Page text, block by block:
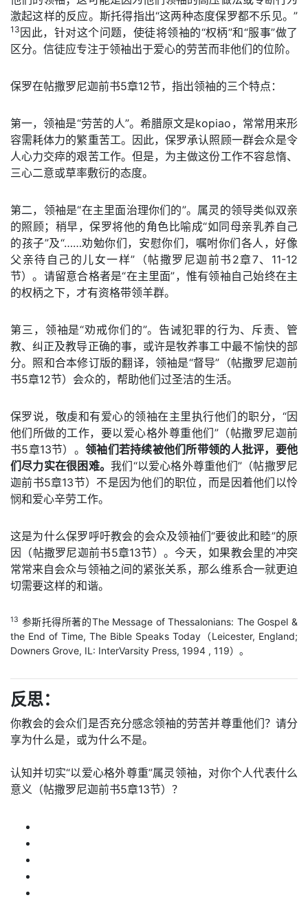
激起这样的反应。斯托得指出“这两种态度保罗都不乐见。”
13 因此，针对这个问题，使徒将领袖的“权柄”和“服事”做了
区分。信徒应专注于领袖出于爱心的劳苦而非他们的位阶。
保罗在帖撒罗尼迦前书5章12节，指出领袖的三个特点：
第一，领袖是“劳苦的人”。希腊原文是kopiao，常常用来形
容需耗体力的繁重苦工。因此，保罗承认照顾一群会众是令
人心力交瘁的艰苦工作。但是，为主做这份工作不容怠惰、
三心二意或草率敷衍的态度。
第二，领袖是“在主里面治理你们的”。属灵的领导类似双亲
的照顾；稍早，保罗将他的角色比喻成“如同母亲乳养自己
的孩子”及“……劝勉你们，安慰你们，嘱咐你们各人，好像
父亲待自己的儿女一样”（帖撒罗尼迦前书2章7、11-12
节）。请留意合格者是“在主里面”，惟有领袖自己始终在主
的权柄之下，才有资格带领羊群。
第三，领袖是“劝戒你们的”。告诫犯罪的行为、斥责、管
教、纠正及教导正确的事，或许是牧养事工中最不愉快的部
分。照和合本修订版的翻译，领袖是“督导”（帖撒罗尼迦前
书5章12节）会众的，帮助他们过圣洁的生活。
保罗说，敬虔和有爱心的领袖在主里执行他们的职分，“因
他们所做的工作，要以爱心格外尊重他们”（帖撒罗尼迦前
书5章13节）。 领袖们若持续被他们所带领的人批评，要他
们尽力实在很困难。我们“以爱心格外尊重他们”（帖撒罗尼
迦前书5章13节）不是因为他们的职位，而是因着他们以怜
悯和爱心辛劳工作。
这是为什么保罗呼吁教会的会众及领袖们“要彼此和睦”的原
因（帖撒罗尼迦前书5章13节）。今天，如果教会里的冲突
常常来自会众与领袖之间的紧张关系，那么维系合一就更迫
切需要这样的和谐。
13 参斯托得所著的The Message of Thessalonians: The Gospel &
the End of Time, The Bible Speaks Today（Leicester, England;
Downers Grove, IL: InterVarsity Press, 1994 , 119）。
反思：
你教会的会众们是否充分感念领袖的劳苦并尊重他们？请分
享为什么是，或为什么不是。
认知并切实“以爱心格外尊重”属灵领袖，对你个人代表什么
意义（帖撒罗尼迦前书5章13节）？